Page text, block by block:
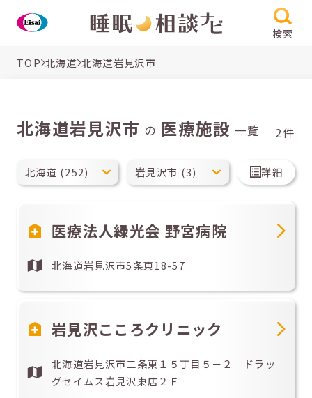
検索
TOP 北海道 北海道岩見沢市
北海道岩見沢市 の 医療施設 一覧 2件
詳細
医療法人緑光会 野宮病院
北海道岩見沢市5条東18-57
岩見沢こころクリニック
北海道岩見沢市二条東１５丁目５－２ ドラッ
グセイムス岩見沢東店２Ｆ